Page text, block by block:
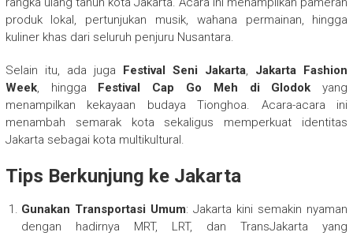
produk lokal, pertunjukan musik, wahana permainan, hingga
kuliner khas dari seluruh penjuru Nusantara.
Selain itu, ada juga Festival Seni Jakarta, Jakarta Fashion
Week, hingga Festival Cap Go Meh di Glodok yang
menampilkan kekayaan budaya Tionghoa. Acara-acara ini
menambah semarak kota sekaligus memperkuat identitas
Jakarta sebagai kota multikultural.
Tips Berkunjung ke Jakarta
Gunakan Transportasi Umum: Jakarta kini semakin nyaman
dengan hadirnya MRT, LRT, dan TransJakarta yang